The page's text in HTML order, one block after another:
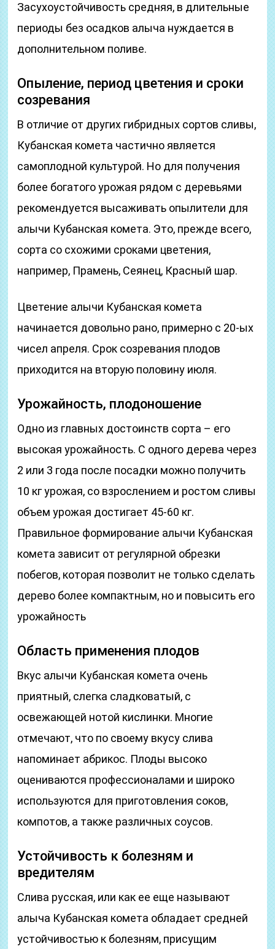
Засухоустойчивость средняя, в длительные
периоды без осадков алыча нуждается в
дополнительном поливе.
Опыление, период цветения и сроки
созревания
В отличие от других гибридных сортов сливы,
Кубанская комета частично является
самоплодной культурой. Но для получения
более богатого урожая рядом с деревьями
рекомендуется высаживать опылители для
алычи Кубанская комета. Это, прежде всего,
сорта со схожими сроками цветения,
например, Прамень, Сеянец, Красный шар.
Цветение алычи Кубанская комета
начинается довольно рано, примерно с 20-ых
чисел апреля. Срок созревания плодов
приходится на вторую половину июля.
Урожайность, плодоношение
Одно из главных достоинств сорта – его
высокая урожайность. С одного дерева через
2 или 3 года после посадки можно получить
10 кг урожая, со взрослением и ростом сливы
объем урожая достигает 45-60 кг.
Правильное формирование алычи Кубанская
комета зависит от регулярной обрезки
побегов, которая позволит не только сделать
дерево более компактным, но и повысить его
урожайность
Область применения плодов
Вкус алычи Кубанская комета очень
приятный, слегка сладковатый, с
освежающей нотой кислинки. Многие
отмечают, что по своему вкусу слива
напоминает абрикос. Плоды высоко
оцениваются профессионалами и широко
используются для приготовления соков,
компотов, а также различных соусов.
Устойчивость к болезням и
вредителям
Слива русская, или как ее еще называют
алыча Кубанская комета обладает средней
устойчивостью к болезням, присущим